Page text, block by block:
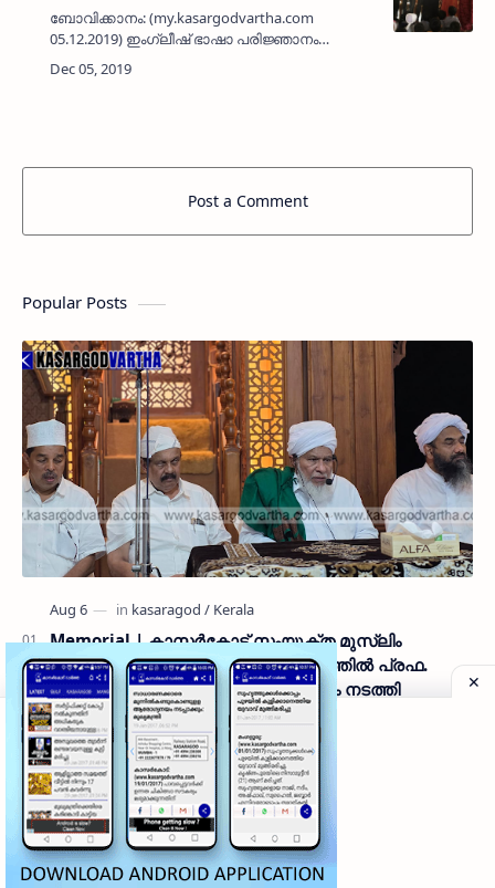
ബോവിക്കാനം: (my.kasargodvartha.com
05.12.2019) ഇംഗ്ലീഷ് ഭാഷാ പരിജ്ഞാനം
പരിപോഷിപ്പിക്കുന്നതിന്റെ ഭാഗമായി
ബോവിക്കാനം എ യു പി സ്‌കൂളില്‍ ആരംഭിച്ച
Post a Comment
Popular Posts
Memorial | കാസർകോട് സംയുക്ത മുസ്ലിം
ജമാഅത്ത് കമ്മിറ്റിയുടെ ആഭിമുഖ്യത്തിൽ പ്രഫ.
ആലിക്കുട്ടി മുസ്ലിയാർ അനുസ്മരണം നടത്തി
● തളങ്കര മാലിക് ദിനാർ വലിയ ജുമുഅത്ത് പള്ളിയിൽ
വെച്ചാണ് പ്രാർഥനാ സദസ്സ് ഒരുക്കിയത് ● സമസ്ത ട്രഷറർ
കൊയ്യോട് ഉമർ മുസ്ലിയാർ പരിപാടിക്ക് നേതൃത്വം
നൽകി കാസ…
Musical Night | പുലിക്കുന്നിൽ റഫി ഗാനങ്ങളുടെ
മധുരവുമായി 'മെഹ്ഫിൽ എ ശാം റഫി കേ നാം'
ശ്രദ്ധേയമായി